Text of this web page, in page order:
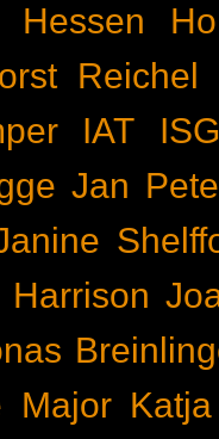
Hessen
Reichel
IAT
Jan
Major